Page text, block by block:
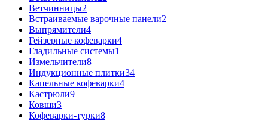
Ветчинницы2
Встраиваемые варочные панели2
Выпрямители4
Гейзерные кофеварки4
Гладильные системы1
Измельчители8
Индукционные плитки34
Капельные кофеварки4
Кастрюли9
Ковши3
Кофеварки-турки8